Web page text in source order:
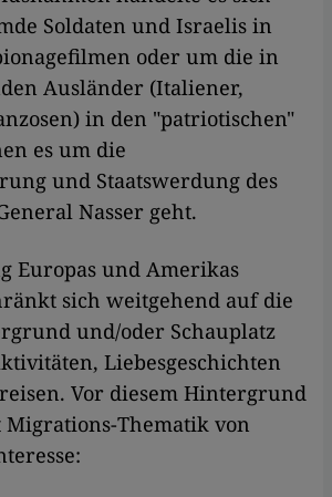
Soldaten und Israelis in
oder um die in
Ausländer (Italiener,
in den "patriotischen"
es um die
und Staatswerdung des
Nasser geht.
Europas und Amerikas
sich weitgehend auf die
und/oder Schauplatz
Liebesgeschichten
Vor diesem Hintergrund
Thematik von